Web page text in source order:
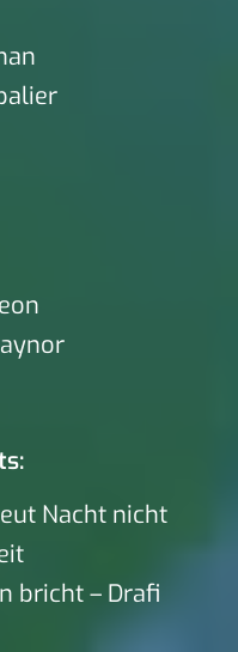
Nacht nicht
bricht – Drafi